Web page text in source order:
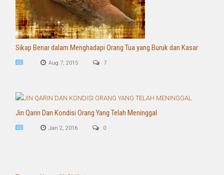
Sikap Benar dalam Menghadapi Orang Tua yang Buruk dan Kasar
Aug 7, 2015 7
Jin Qarin Dan Kondisi Orang Yang Telah Meninggal
Jan 2, 2016 0